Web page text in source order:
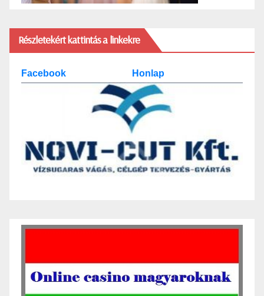
Részletekért kattintás a linkekre
Facebook Honlap